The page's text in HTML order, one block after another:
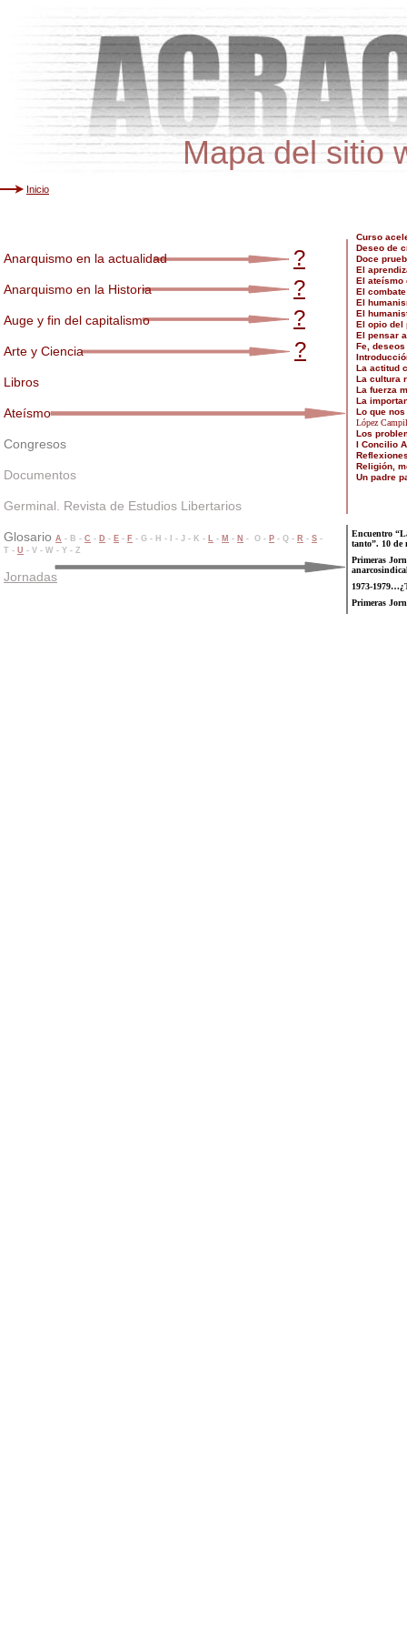
Mapa del sitio
Inicio
Anarquismo en la actualidad
Anarquismo en la Historia
Auge y fin del capitalismo
Arte y Ciencia
Libros
Ateísmo
Congresos
Documentos
Germinal. Revista de Estudios Libertarios
Glosario A - B - C - D - E - F - G - H - I - J - K - L - M - N - O - P - Q - R - S -
T - U - V - W - Y - Z
Jornadas
Encuentro
tanto”. 10 de
Primeras
1973-
Primeras
?
?
?
?
Curso
Deseo de
Doce
El
El ateísmo
El
El
El
El opio del
El pensar
Fe,
La actitud
La cultura
La fuerza
La
Lo que
López
Los
I Concilio
Religión,
Un padre